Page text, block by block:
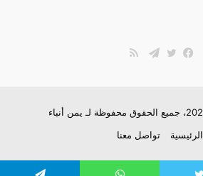
يمن أنباء
الرئيسية
تواصل معنا